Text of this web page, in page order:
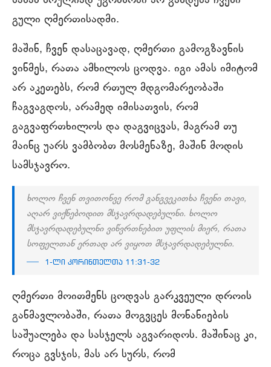
გული ღმერთისადმი.
მაშინ, ჩვენ დასაცავად, ღმერთი გამოგზავნის
ვინმეს, რათა ამხილოს ცოდვა. იგი ამას იმიტომ
არ აკეთებს, რომ რთულ მდგომარეობაში
ჩაგვაგდოს, არამედ იმისათვის, რომ
გაგვაფრთხილოს და დაგვიცვას, მაგრამ თუ
მაინც უარს ვამბობთ მოსმენაზე, მაშინ მოდის
სამსჯავრო.
ხოლო ჩვენ თვითონვე რომ განგვეკითხა ჩვენი თავი,
აღარ ვიქნებოდით მსჯავრდადებულნი. ხოლო
მსჯავრდადებულნი ვიწვრთნებით უფლის მიერ, რათა
სოფელთან ერთად არ ვიყოთ მსჯავრდადებულნი.
1-ლი კორინთელთა 11:31-32
ღმერთი მოითმენს ცოდვას გარკვეული დროის
განმავლობაში, რათა მოგვცეს მონანიების
საშუალება და სასჯელს აგვარიდოს. მაშინაც კი,
როცა გვსჯის, მას არ სურს, რომ